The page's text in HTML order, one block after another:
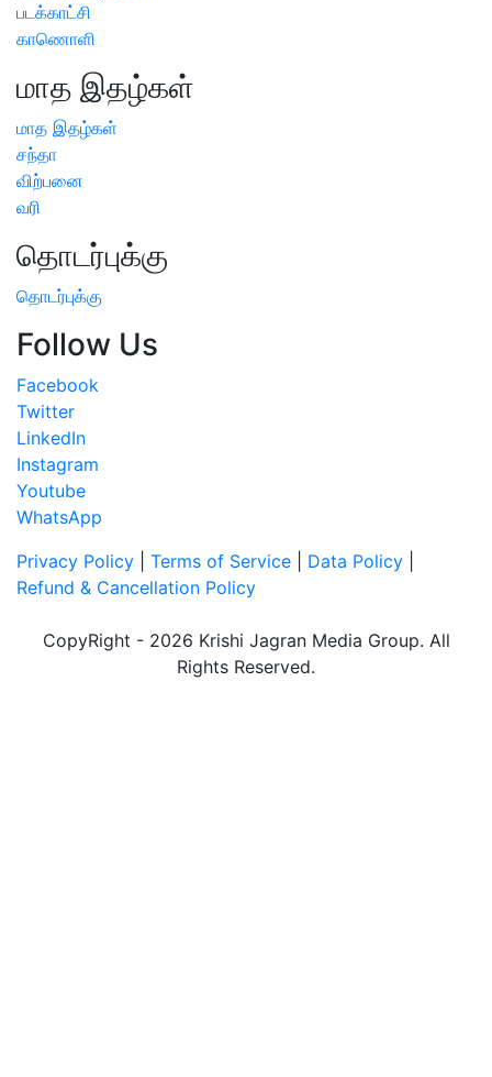
படக்காட்சி
காணொளி
மாத இதழ்கள்
மாத இதழ்கள்
சந்தா
விற்பனை
வரி
தொடர்புக்கு
தொடர்புக்கு
Follow Us
Facebook
Twitter
LinkedIn
Instagram
Youtube
WhatsApp
Privacy Policy
Terms of Service Data Policy
Refund & Cancellation Policy
CopyRight - 2026 Krishi Jagran Media Group. All
Rights Reserved.